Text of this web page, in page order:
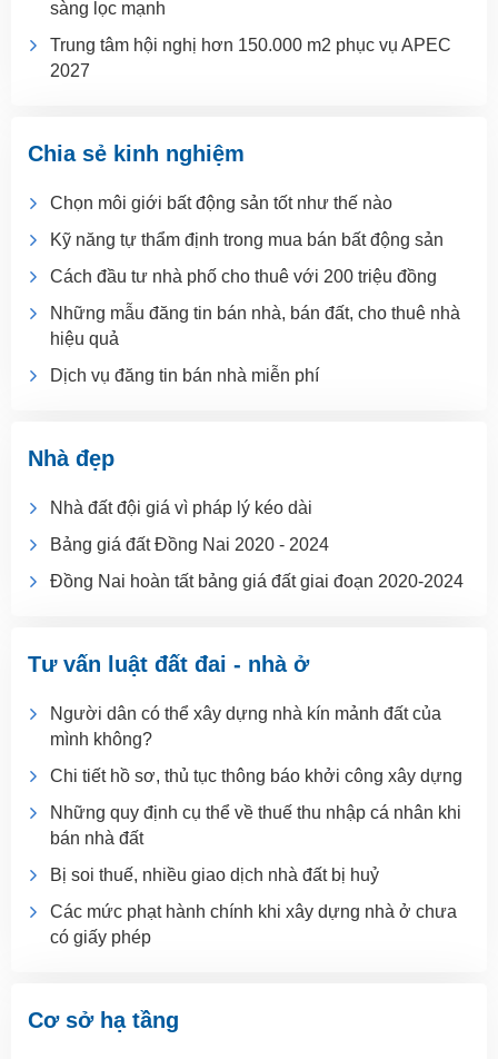
sàng lọc mạnh
Trung tâm hội nghị hơn 150.000 m2 phục vụ APEC
2027
Chia sẻ kinh nghiệm
Chọn môi giới bất động sản tốt như thế nào
Kỹ năng tự thẩm định trong mua bán bất động sản
Cách đầu tư nhà phố cho thuê với 200 triệu đồng
Những mẫu đăng tin bán nhà, bán đất, cho thuê nhà
hiệu quả
Dịch vụ đăng tin bán nhà miễn phí
Nhà đẹp
Nhà đất đội giá vì pháp lý kéo dài
Bảng giá đất Đồng Nai 2020 - 2024
Đồng Nai hoàn tất bảng giá đất giai đoạn 2020-2024
Tư vấn luật đất đai - nhà ở
Người dân có thể xây dựng nhà kín mảnh đất của
mình không?
Chi tiết hồ sơ, thủ tục thông báo khởi công xây dựng
Những quy định cụ thể về thuế thu nhập cá nhân khi
bán nhà đất
Bị soi thuế, nhiều giao dịch nhà đất bị huỷ
Các mức phạt hành chính khi xây dựng nhà ở chưa
có giấy phép
Cơ sở hạ tầng